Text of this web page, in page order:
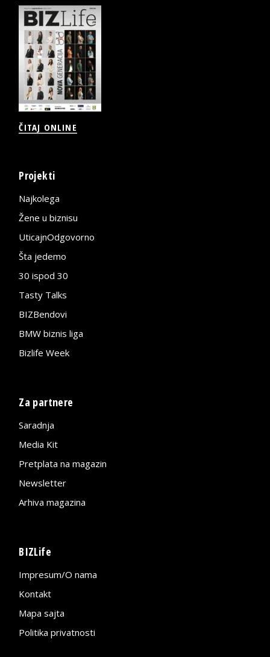
ČITAJ ONLINE
Projekti
Najkolega
Žene u biznisu
UticajnOdgovorno
Šta jedemo
30 ispod 30
Tasty Talks
BIZBendovi
BMW biznis liga
Bizlife Week
Za partnere
Saradnja
Media Kit
Pretplata na magazin
Newsletter
Arhiva magazina
BIZLife
Impresum/O nama
Kontakt
Mapa sajta
Politika privatnosti